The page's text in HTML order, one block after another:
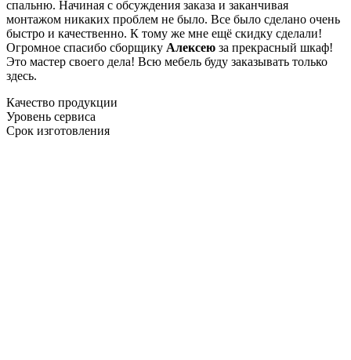
спальню. Начиная с обсуждения заказа и заканчивая
монтажом никаких проблем не было. Все было сделано очень
быстро и качественно. К тому же мне ещё скидку сделали!
Огромное спасибо сборщику Алексею за прекрасный шкаф!
Это мастер своего дела! Всю мебель буду заказывать только
здесь.
Качество продукции
Уровень сервиса
Срок изготовления